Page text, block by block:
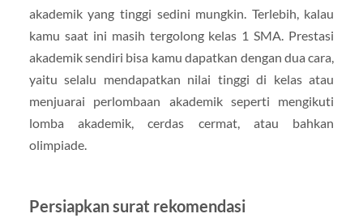
akademik yang tinggi sedini mungkin. Terlebih, kalau
kamu saat ini masih tergolong kelas 1 SMA. Prestasi
akademik sendiri bisa kamu dapatkan dengan dua cara,
yaitu selalu mendapatkan nilai tinggi di kelas atau
menjuarai perlombaan akademik seperti mengikuti
lomba akademik, cerdas cermat, atau bahkan
olimpiade.
Persiapkan surat rekomendasi